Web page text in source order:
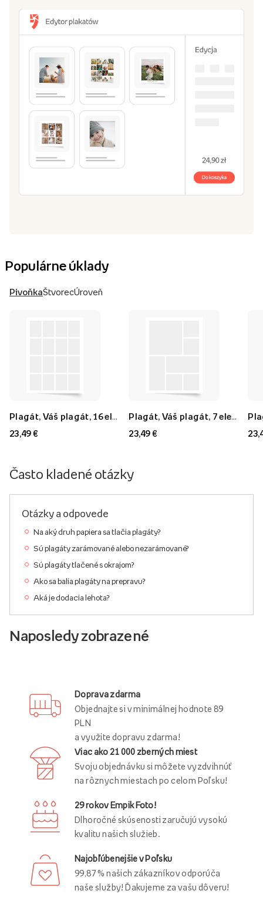
Populárne úklady
PivoňkaŠtvorecÚroveň
23,49 €
23,49 €
Často kladené otázky
Otázky a odpovede
Na aký druh papiera sa tlačia plagáty?
Sú plagáty zarámované alebo nezarámované?
Sú plagáty tlačené s okrajom?
Ako sa balia plagáty na prepravu?
Aká je dodacia lehota?
Naposledy zobrazené
Doprava zdarma
Objednajte si v minimálnej hodnote 89
PLN
a využite dopravu zdarma!
Viac ako 21 000 zberných miest
Svoju objednávku si môžete vyzdvihnúť
na rôznych miestach po celom Poľsku!
29 rokov Empik Foto!
Dlhoročné skúsenosti zaručujú vysokú
kvalitu našich služieb.
Najobľúbenejšie v Poľsku
99,87 % našich zákazníkov odporúča
naše služby! Ďakujeme za vašu dôveru!